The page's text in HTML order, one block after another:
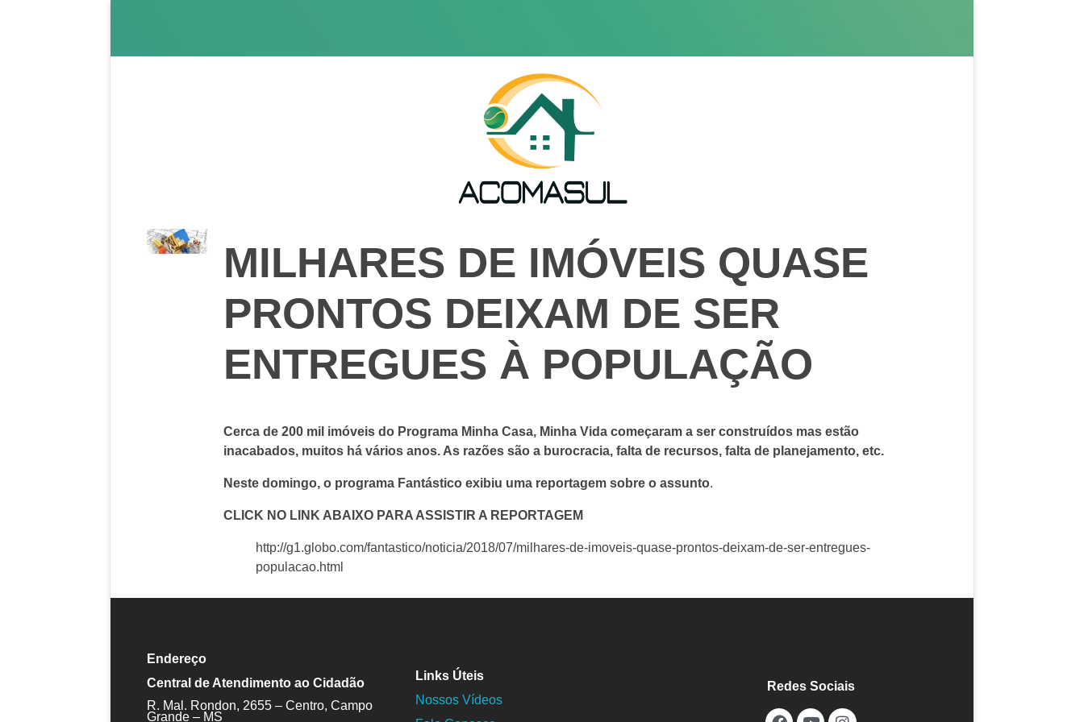
MILHARES DE IMÓVEIS QUASE
PRONTOS DEIXAM DE SER
ENTREGUES À POPULAÇÃO
Cerca de 200 mil imóveis do Programa Minha Casa, Minha Vida começaram a ser construídos mas estão
inacabados, muitos há vários anos. As razões são a burocracia, falta de recursos, falta de planejamento, etc.
Neste domingo, o programa Fantástico exibiu uma reportagem sobre o assunto.
CLICK NO LINK ABAIXO PARA ASSISTIR A REPORTAGEM
http://g1.globo.com/fantastico/noticia/2018/07/milhares-de-imoveis-quase-prontos-deixam-de-ser-entregues-
populacao.html
Endereço
Central de Atendimento ao Cidadão
R. Mal. Rondon, 2655 – Centro, Campo
Grande – MS
Links Úteis
Nossos Vídeos
Redes Sociais